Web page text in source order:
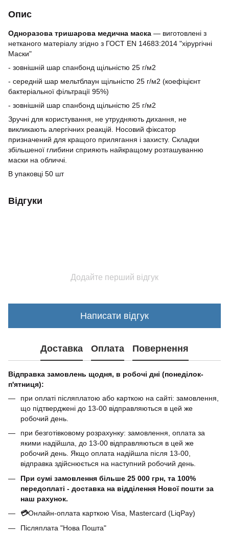
Опис
Одноразова тришарова медична маска ― виготовлені з
нетканого матеріалу згідно з ГОСТ EN 14683:2014 "хірургічні
Маски"
- зовнішній шар спанбонд щільністю 25 г/м2
- середній шар мельтблаун щільністю 25 г/м2 (коефіцієнт
бактеріальної фільтрації 95%)
- зовнішній шар спанбонд щільністю 25 г/м2
Зручні для користування, не утрудняють дихання, не
викликають алергічних реакцій. Носовий фіксатор
призначений для кращого прилягання і захисту. Складки
збільшеної глибини сприяють найкращому розташуванню
маски на обличчі.
В упаковці 50 шт
Відгуки
Додайте перший відгук
Написати відгук
Доставка Оплата Повернення
Відправка замовлень щодня, в робочі дні (понеділок-
п'ятниця):
при оплаті післяплатою або карткою на сайті: замовлення,
що підтверджені до 13-00 відправляються в цей же
робочий день.
при безготівковому розрахунку: замовлення, оплата за
якими надійшла, до 13-00 відправляються в цей же
робочий день. Якщо оплата надійшла після 13-00,
відправка здійснюється на наступний робочий день.
При сумі замовлення більше 25 000 грн, та 100%
передоплаті - доставка на відділення Нової пошти за
наш рахунок.
💳Онлайн-оплата карткою Visa, Mastercard (LiqPay)
Післяплата "Нова Пошта"